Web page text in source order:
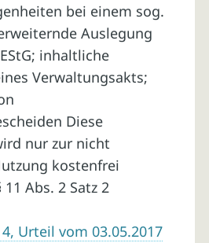
bei einem sog.
Auslegung
inhaltliche
Verwaltungsakts;
Diese
nur zur nicht
kostenfrei
Abs. 2 Satz 2
Urteil vom 03.05.2017